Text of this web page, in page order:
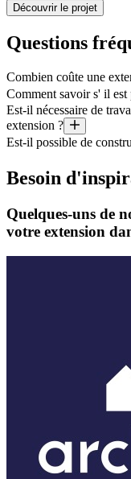
Découvrir le projet
Questions
Combien coûte une
Quel est le prix au
Il est aussi utile de
Comment savoir s' il est
De nos jours, les
Est-il nécessaire de
extension ?
Ce n’est pas toujours
Est-il possible de
Tout à fait : les
Besoin
Quelques-uns de
votre extension